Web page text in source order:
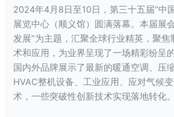
2024年4月8日至10日，第三十五届“中
展览中心（顺义馆）圆满落幕。本届展
发展”为主题，汇聚全球行业精英，聚
术和应用，为业界呈现了一场精彩纷呈
国内外品牌展示了最新的暖通空调、压
HVAC整机设备、工业应用、应对气候
术，一些突破性创新技术实现落地转化。